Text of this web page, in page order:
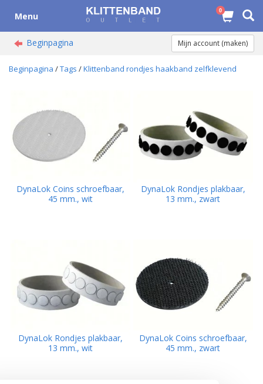
Menu 0
Beginpagina Mijn account (maken)
Beginpagina /Tags /Klittenband rondjes haakband zelfklevend
DynaLok Coins schroefbaar,
45 mm., wit
DynaLok Rondjes plakbaar,
13 mm., zwart
DynaLok Rondjes plakbaar,
13 mm., wit
DynaLok Coins schroefbaar,
45 mm., zwart